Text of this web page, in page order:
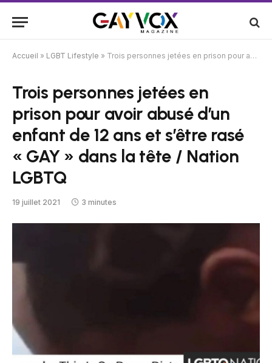
Accueil » LGBT Lifestyle » Trois personnes jetées en prison pour avoir abusé d’un enfant de 12 ans et s’être rasé « GAY » dans la tête / Nation LGBTQ
Trois personnes jetées en
prison pour avoir abusé d’un
enfant de 12 ans et s’être rasé
« GAY » dans la tête / Nation
LGBTQ
19 juillet 2021 3 minutes